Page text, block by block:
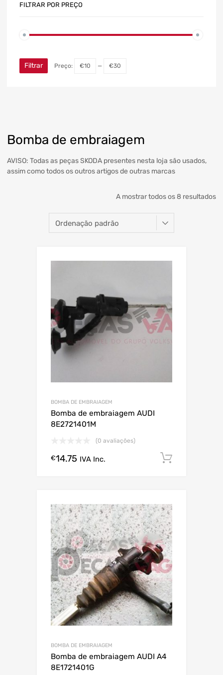
Bomba de embraiagem
AVISO: Todas as peças SKODA presentes nesta loja são usados,
assim como todos os outros artigos de outras marcas
A mostrar todos os 8 resultados
BOMBA DE EMBRAIAGEM
Bomba de embraiagem AUDI
8E2721401M
(0 avaliações)
€14.75 IVA Inc.
BOMBA DE EMBRAIAGEM
Bomba de embraiagem AUDI A4
8E1721401G
FILTRAR POR PREÇO
Filtrar Preço: €10 — €30